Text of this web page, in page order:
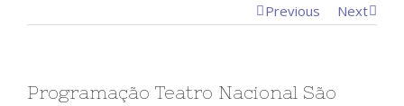
Previous Next
Programação Teatro Nacional São